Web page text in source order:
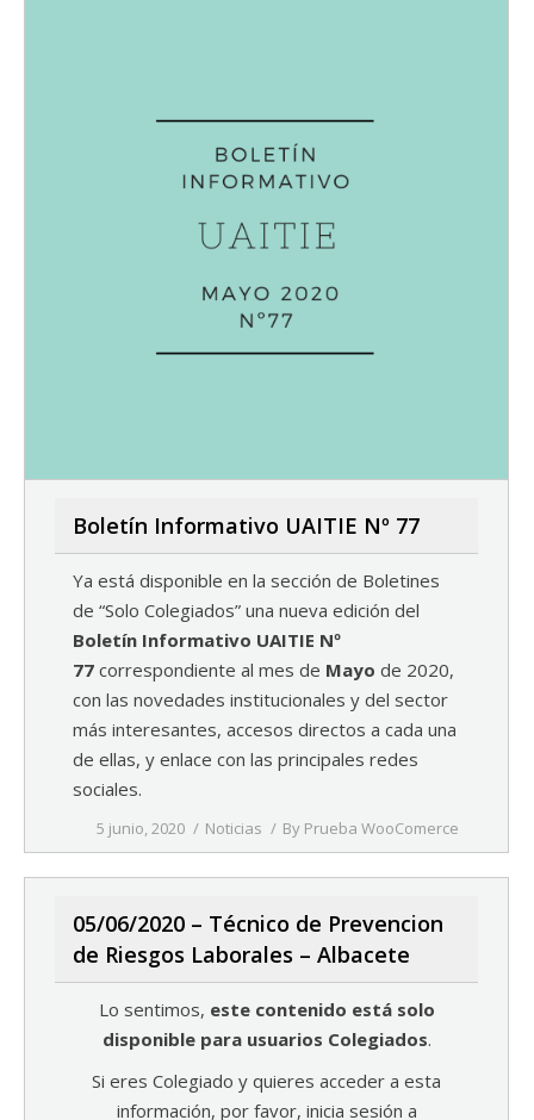
Boletín Informativo UAITIE Nº 77
Ya está disponible en la sección de Boletines
de “Solo Colegiados” una nueva edición del
Boletín Informativo UAITIE Nº
77 correspondiente al mes de Mayo de 2020,
con las novedades institucionales y del sector
más interesantes, accesos directos a cada una
de ellas, y enlace con las principales redes
sociales.
5 junio, 2020 Noticias By Prueba WooComerce
05/06/2020 – Técnico de Prevencion
de Riesgos Laborales – Albacete
Lo sentimos, este contenido está solo
disponible para usuarios Colegiados.
Si eres Colegiado y quieres acceder a esta
información, por favor, inicia sesión a